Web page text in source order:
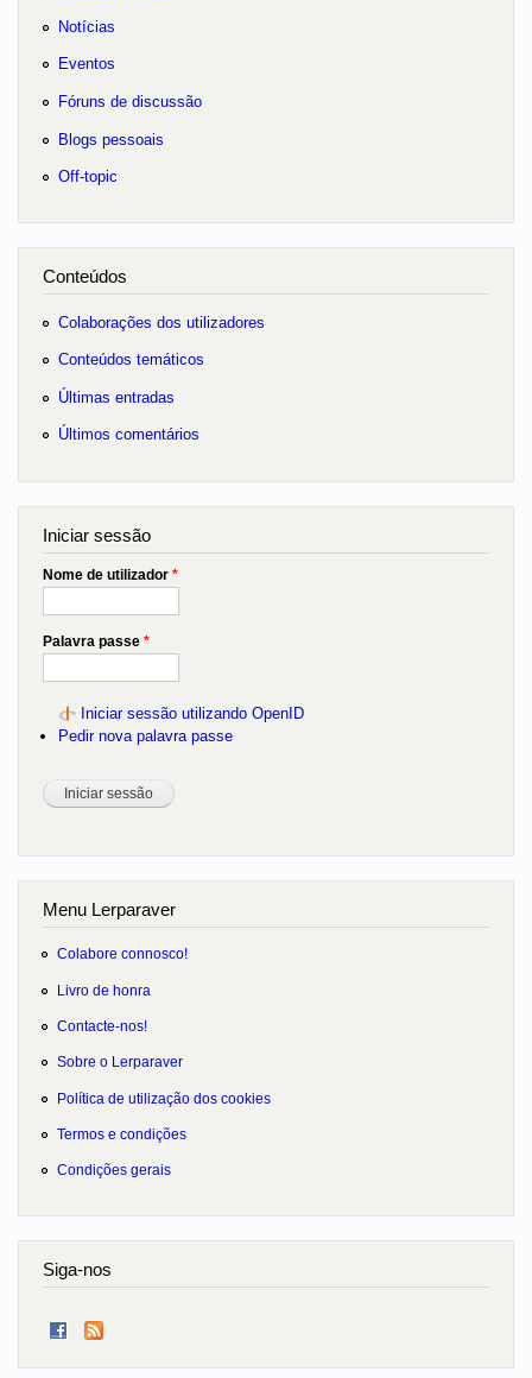
Notícias
Eventos
Fóruns de discussão
Blogs pessoais
Off-topic
Conteúdos
Colaborações dos utilizadores
Conteúdos temáticos
Últimas entradas
Últimos comentários
Iniciar sessão
Nome de utilizador *
Palavra passe *
Iniciar sessão utilizando OpenID
Pedir nova palavra passe
Menu Lerparaver
Colabore connosco!
Livro de honra
Contacte-nos!
Sobre o Lerparaver
Política de utilização dos cookies
Termos e condições
Condições gerais
Siga-nos